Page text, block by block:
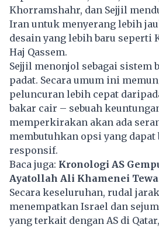
Khorramshahr, dan Sejjil
Iran untuk menyerang lebih
desain yang lebih baru seperti
Haj Qassem.
Sejjil menonjol sebagai sistem
padat. Secara umum ini
peluncuran lebih cepat
bakar cair – sebuah
memperkirakan akan ada
membutuhkan opsi yang dapat
responsif.
Baca juga: Kronologi AS
Ayatollah Ali Khamenei
Secara keseluruhan, rudal
menempatkan Israel dan
yang terkait dengan AS di